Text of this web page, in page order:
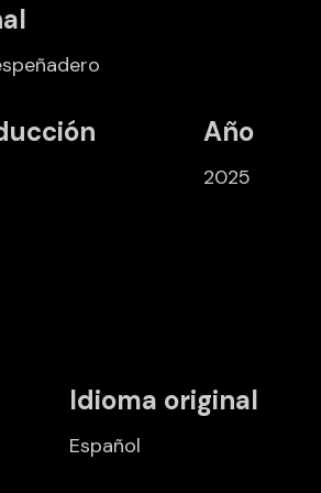
Año
2025
Idioma original
Español